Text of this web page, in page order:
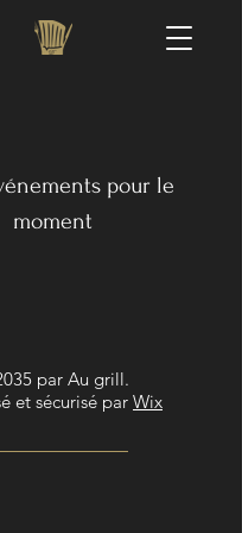
pour le
moment
par Au grill.
et sécurisé par Wix